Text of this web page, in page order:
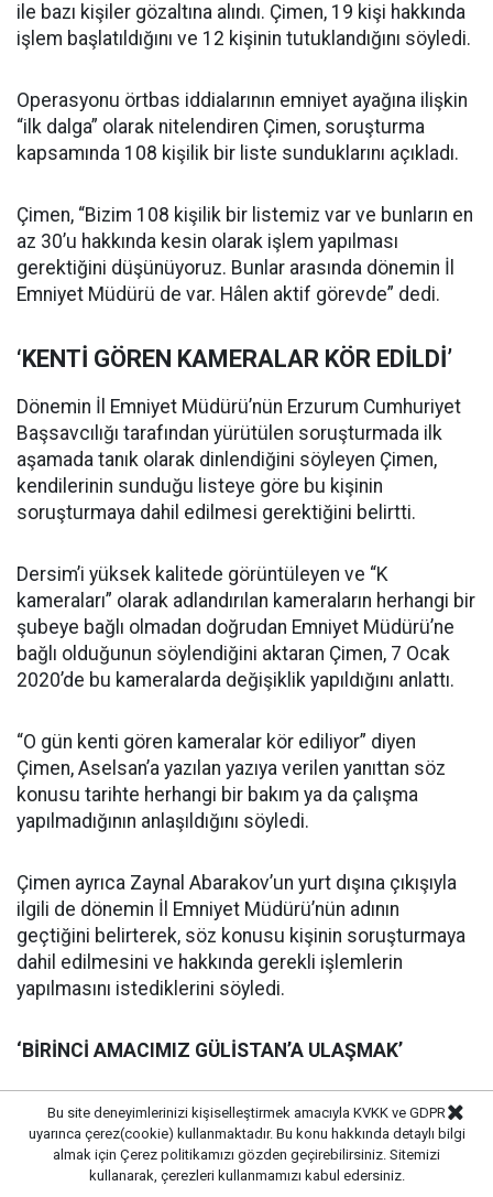
ile bazı kişiler gözaltına alındı. Çimen, 19 kişi hakkında
işlem başlatıldığını ve 12 kişinin tutuklandığını söyledi.
Operasyonu örtbas iddialarının emniyet ayağına ilişkin
“ilk dalga” olarak nitelendiren Çimen, soruşturma
kapsamında 108 kişilik bir liste sunduklarını açıkladı.
Çimen, “Bizim 108 kişilik bir listemiz var ve bunların en
az 30’u hakkında kesin olarak işlem yapılması
gerektiğini düşünüyoruz. Bunlar arasında dönemin İl
Emniyet Müdürü de var. Hâlen aktif görevde” dedi.
‘KENTİ GÖREN KAMERALAR KÖR EDİLDİ’
Dönemin İl Emniyet Müdürü’nün Erzurum Cumhuriyet
Başsavcılığı tarafından yürütülen soruşturmada ilk
aşamada tanık olarak dinlendiğini söyleyen Çimen,
kendilerinin sunduğu listeye göre bu kişinin
soruşturmaya dahil edilmesi gerektiğini belirtti.
Dersim’i yüksek kalitede görüntüleyen ve “K
kameraları” olarak adlandırılan kameraların herhangi bir
şubeye bağlı olmadan doğrudan Emniyet Müdürü’ne
bağlı olduğunun söylendiğini aktaran Çimen, 7 Ocak
2020’de bu kameralarda değişiklik yapıldığını anlattı.
“O gün kenti gören kameralar kör ediliyor” diyen
Çimen, Aselsan’a yazılan yazıya verilen yanıttan söz
konusu tarihte herhangi bir bakım ya da çalışma
yapılmadığının anlaşıldığını söyledi.
Çimen ayrıca Zaynal Abarakov’un yurt dışına çıkışıyla
ilgili de dönemin İl Emniyet Müdürü’nün adının
geçtiğini belirterek, söz konusu kişinin soruşturmaya
dahil edilmesini ve hakkında gerekli işlemlerin
yapılmasını istediklerini söyledi.
‘BİRİNCİ AMACIMIZ GÜLİSTAN’A ULAŞMAK’
Soruşturmadaki önceliklerinin Gülistan Doku’ya
ulaşmak olduğunu vurgulayan Çimen, dosyada “Gizli
Tanık Şubat”ın anlatımlarının bulunduğunu, daha sonra
Bu site deneyimlerinizi kişiselleştirmek amacıyla KVKK ve GDPR
uyarınca çerez(cookie) kullanmaktadır. Bu konu hakkında detaylı bilgi
almak için Çerez politikamızı gözden geçirebilirsiniz. Sitemizi
kullanarak, çerezleri kullanmamızı kabul edersiniz.